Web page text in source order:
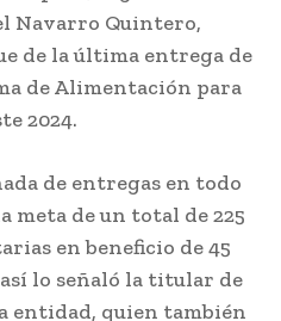
Navarro Quintero,
de la última entrega de
de Alimentación para
2024.
de entregas en todo
meta de un total de 225
en beneficio de 45
lo señaló la titular de
entidad, quien también